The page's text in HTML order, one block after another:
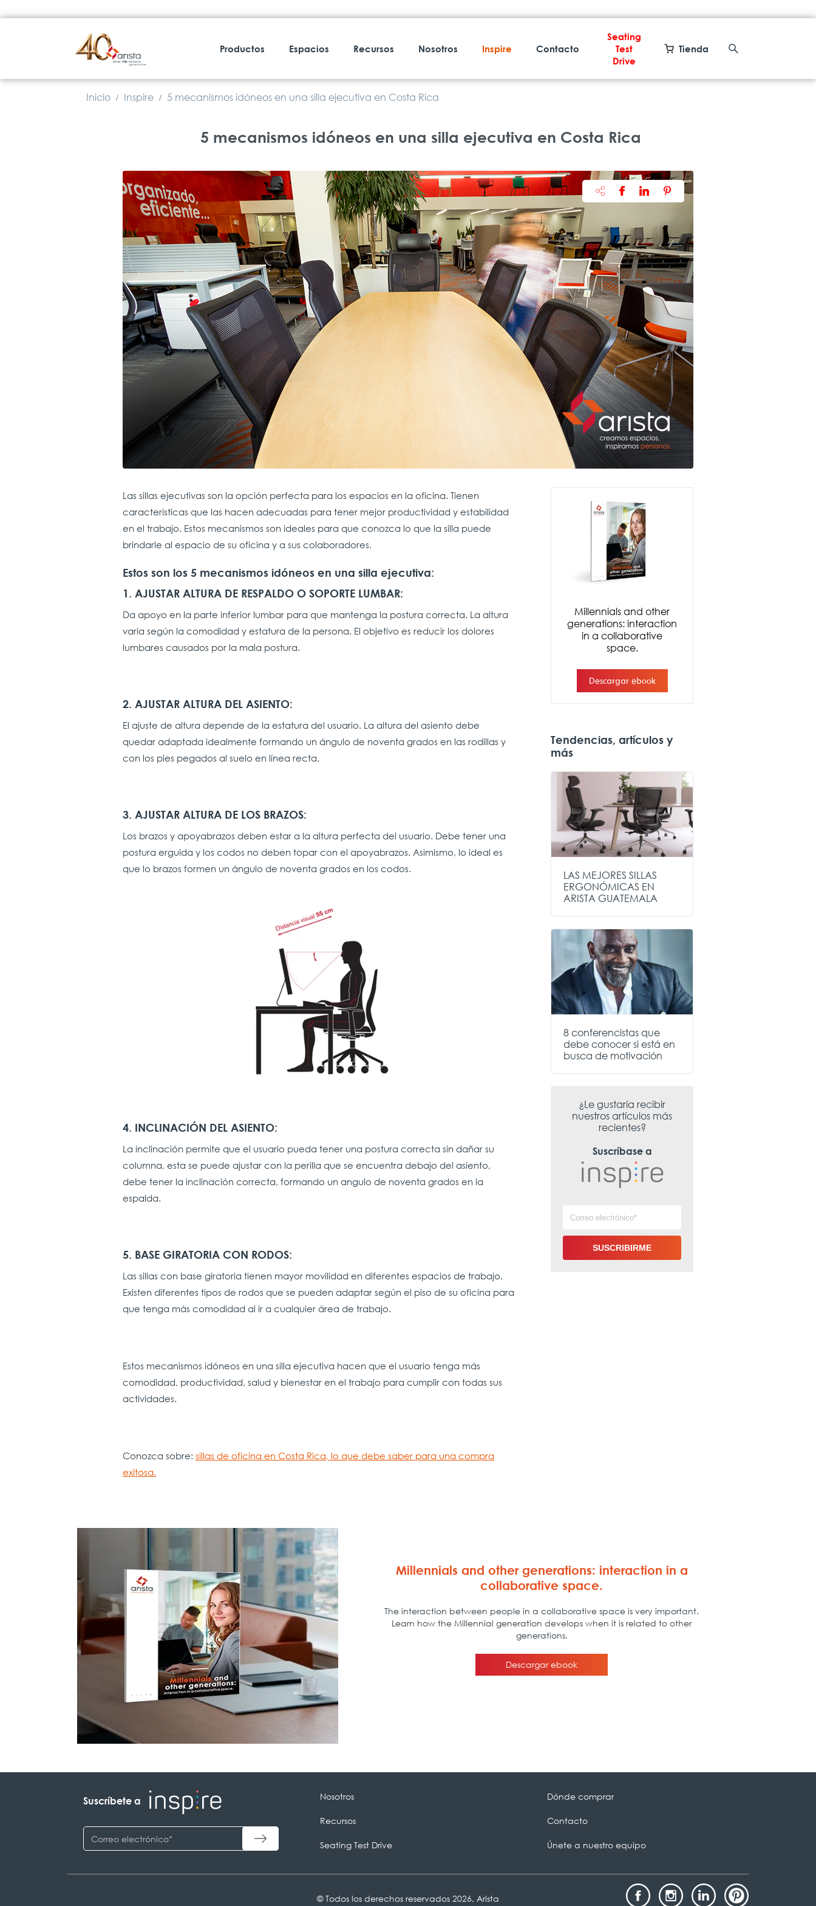
Productos Espacios Recursos Nosotros Inspire Contacto
Seating
Test
Drive
Tienda
Inicio / Inspire / 5 mecanismos idóneos en una silla ejecutiva en Costa Rica
5 mecanismos idóneos en una silla ejecutiva en Costa Rica
Las sillas ejecutivas son la opción perfecta para los espacios en la oficina. Tienen
características que las hacen adecuadas para tener mejor productividad y estabilidad
en el trabajo. Estos mecanismos son ideales para que conozca lo que la silla puede
brindarle al espacio de su oficina y a sus colaboradores.
Estos son los 5 mecanismos idóneos en una silla ejecutiva:
1. AJUSTAR ALTURA DE RESPALDO O SOPORTE LUMBAR:
Da apoyo en la parte inferior lumbar para que mantenga la postura correcta. La altura
varía según la comodidad y estatura de la persona. El objetivo es reducir los dolores
lumbares causados por la mala postura.
2. AJUSTAR ALTURA DEL ASIENTO:
El ajuste de altura depende de la estatura del usuario. La altura del asiento debe
quedar adaptada idealmente formando un ángulo de noventa grados en las rodillas y
con los pies pegados al suelo en línea recta.
3. AJUSTAR ALTURA DE LOS BRAZOS:
Los brazos y apoyabrazos deben estar a la altura perfecta del usuario. Debe tener una
postura erguida y los codos no deben topar con el apoyabrazos. Asimismo, lo ideal es
que lo brazos formen un ángulo de noventa grados en los codos.
4. INCLINACIÓN DEL ASIENTO:
La inclinación permite que el usuario pueda tener una postura correcta sin dañar su
columna, esta se puede ajustar con la perilla que se encuentra debajo del asiento,
debe tener la inclinación correcta, formando un angulo de noventa grados en la
espalda.
5. BASE GIRATORIA CON RODOS:
Las sillas con base giratoria tienen mayor movilidad en diferentes espacios de trabajo.
Existen diferentes tipos de rodos que se pueden adaptar según el piso de su oficina para
que tenga más comodidad al ir a cualquier área de trabajo.
Estos mecanismos idóneos en una silla ejecutiva hacen que el usuario tenga más
comodidad, productividad, salud y bienestar en el trabajo para cumplir con todas sus
actividades.
Conozca sobre: sillas de oficina en Costa Rica, lo que debe saber para una compra
exitosa.
Tendencias, artículos y
más
LAS MEJORES SILLAS
ERGONÓMICAS EN
ARISTA GUATEMALA
8 conferencistas que
debe conocer si está en
busca de motivación
¿Le gustaría recibir
nuestros artículos más
recientes?
Suscríbase a
Suscríbete a Nosotros
Recursos
Seating Test Drive
Dónde comprar
Contacto
Únete a nuestro equipo
© Todos los derechos reservados 2026, Arista